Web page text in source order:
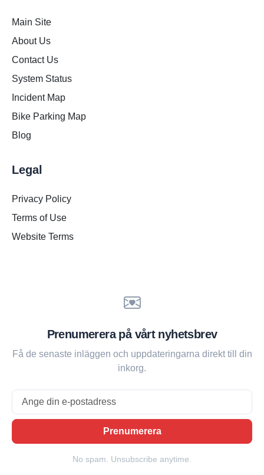
Main Site
About Us
Contact Us
System Status
Incident Map
Bike Parking Map
Blog
Legal
Privacy Policy
Terms of Use
Website Terms
Prenumerera på vårt nyhetsbrev
Få de senaste inläggen och uppdateringarna direkt till din
inkorg.
Prenumerera
No spam. Unsubscribe anytime.